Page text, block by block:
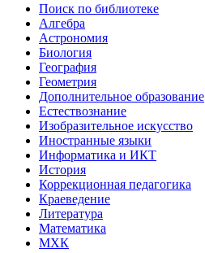
Поиск по библиотеке
Алгебра
Астрономия
Биология
География
Геометрия
Дополнительное образование
Естествознание
Изобразительное искусство
Иностранные языки
Информатика и ИКТ
История
Коррекционная педагогика
Краеведение
Литература
Математика
МХК